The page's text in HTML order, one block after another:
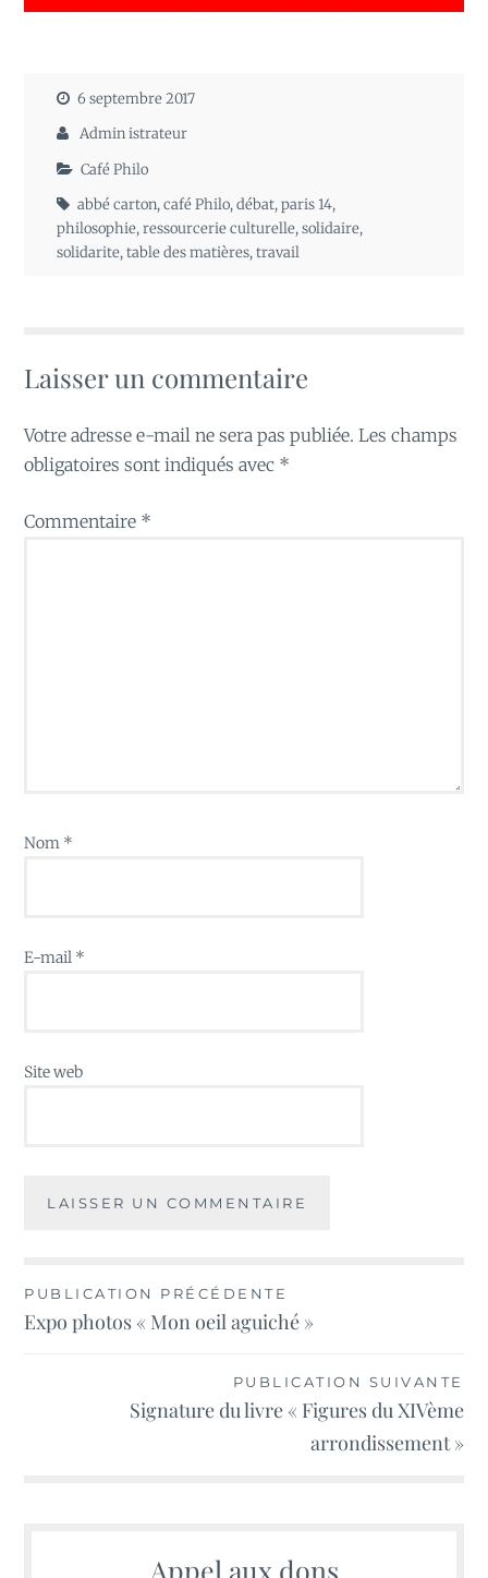
6 septembre 2017
Admin istrateur
Café Philo
abbé carton,café Philo,débat,paris 14,
philosophie,ressourcerie culturelle,solidaire,
solidarite,table des matières,travail
Laisser un commentaire
Votre adresse e-mail ne sera pas publiée. Les champs
obligatoires sont indiqués avec *
Commentaire *
Nom *
E-mail *
Site web
Navigation
de
PUBLICATION PRÉCÉDENTE
Expo photos « Mon oeil aguiché »
PUBLICATION SUIVANTE
Signature du livre « Figures du XIVème
arrondissement »
Appel aux dons